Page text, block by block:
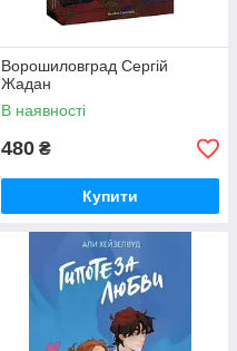
Ворошиловград Сергій
Жадан
В наявності
480 ₴
Купити